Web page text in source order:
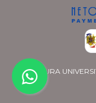
EDITURA